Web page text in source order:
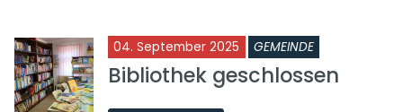
04. September 2025 GEMEINDE
Bibliothek geschlossen